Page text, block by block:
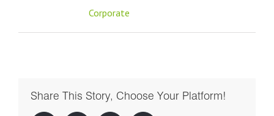
Corporate
Share This Story, Choose Your Platform!